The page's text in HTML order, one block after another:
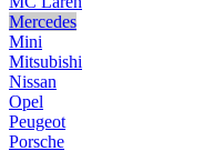
Mercedes
Mini
Mitsubishi
Nissan
Opel
Peugeot
Porsche